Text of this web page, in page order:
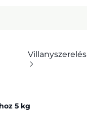
Villanyszerelés
5 kg